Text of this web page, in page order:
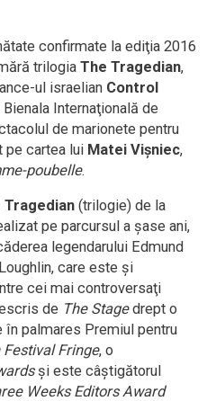
confirmate la ediţia 2016
trilogia The Tragedian,
ul israelian Control
Internaţională de
de marionete pentru
pe cartea lui Matei Vişniec,
poubelle.
Tragedian (trilogie) de la
pe parcursul a şase ani,
legendarului Edmund
care este şi
cei mai controversaţi
de The Stagedrept o
în palmares Premiul pentru
Fringe, o
şi este câştigătorul
Weeks Editors Award